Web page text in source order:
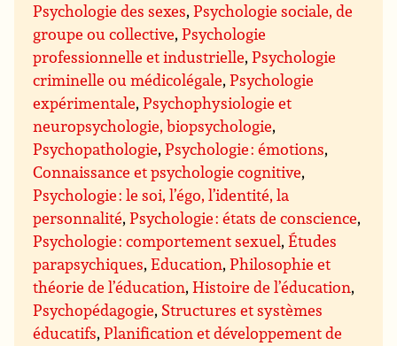
Psychologie des sexes,Psychologie sociale, de
groupe ou collective,Psychologie
professionnelle et industrielle,Psychologie
criminelle ou médicolégale,Psychologie
expérimentale,Psychophysiologie et
neuropsychologie, biopsychologie,
Psychopathologie,Psychologie : émotions,
Connaissance et psychologie cognitive,
Psychologie : le soi, l’égo, l’identité, la
personnalité,Psychologie : états de conscience,
Psychologie : comportement sexuel,Études
parapsychiques,Education,Philosophie et
théorie de l’éducation,Histoire de l’éducation,
Psychopédagogie, Structures et systèmes
éducatifs,Planification et développement de